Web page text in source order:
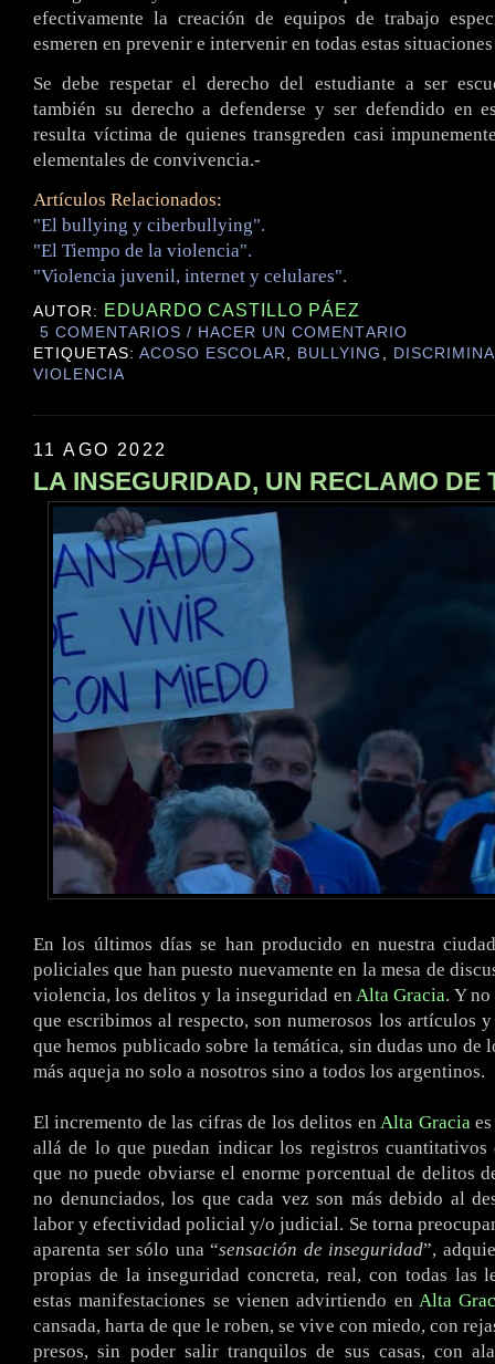
efectivamente la creación de equipos de trabajo
esmeren en prevenir e intervenir en todas estas
Se debe respetar el derecho del estudiante a ser
también su derecho a defenderse y ser defendido en
resulta víctima de quienes transgreden casi
elementales de convivencia.-
Artículos Relacionados:
"El bullying y ciberbullying".
"El Tiempo de la violencia".
"Violencia juvenil, internet y celulares".
AUTOR: EDUARDO CASTILLO PÁEZ
5 COMENTARIOS / HACER UN COMENTARIO
ETIQUETAS:ACOSO ESCOLAR, BULLYING ,
VIOLENCIA
11 AGO 2022
LA INSEGURIDAD, UN RECLAMO DE
En los últimos días se han producido en nuestra
policiales que han puesto nuevamente en la mesa de
violencia, los delitos y la inseguridad en Alta Gracia. Y
que escribimos al respecto, son numerosos los artículos
que hemos publicado sobre la temática, sin dudas uno de
más aqueja no solo a nosotros sino a todos los argentinos.
El incremento de las cifras de los delitos enAlta Graciaes
allá de lo que puedan indicar los registros cuantitativos
que no puede obviarse el enorme porcentual de delitos
no denunciados, los que cada vez son más debido al
labor y efectividad policial y/o judicial. Se torna
aparenta ser sólo una “sensación de inseguridad”,
propias de la inseguridad concreta, real, con todas las
estas manifestaciones se vienen advirtiendo en Alta
cansada, harta de que le roben, se vive con miedo, con
presos, sin poder salir tranquilos de sus casas, con